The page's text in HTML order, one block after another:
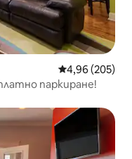
Средна
4,96 (205)
паркиране!